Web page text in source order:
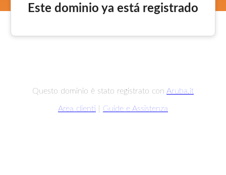
Este dominio ya está registrado
Questo dominio è stato registrato con Aruba.it
Area clienti Guide e Assistenza